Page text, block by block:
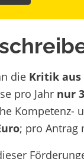
die Kritik aus
pro Jahr nur
Kompetenz-
; pro Antrag